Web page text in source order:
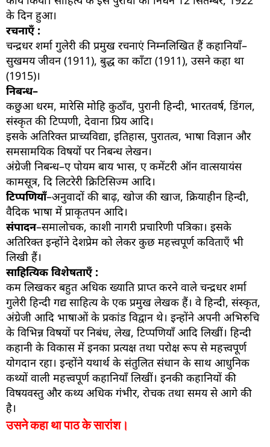
के दिन हुआ।
रचनाएँ :
चन्द्रधर शर्मा गुलेरी की प्रमुख रचनाएं निम्नलिखित हैं कहानियाँ–
सुखमय जीवन (1911), बुद्ध का काँटा (1911), उसने कहा था
(1915)।
निबन्ध–
कछुआ धरम, मारेसि मोहि कुठाँव, पुरानी हिन्दी, भारतवर्ष, डिंगल,
संस्कृत की टिप्पणी, देवाना प्रिय आदि।
इसके अतिरिक्त प्राच्यविद्या, इतिहास, पुरातत्व, भाषा विज्ञान और
समसामयिक विषयों पर निबन्ध लेखन।
अंग्रेजी निबन्ध–ए पोयम बाय भास, ए कमेंटरी ऑन वात्सयायंस
कामसूत्र, दि लिटरेरी क्रिटिसिज्म आदि।
टिप्पणियाँ–अनुवादों की बाढ़, खोज की खाज, क्रियाहीन हिन्दी,
वैदिक भाषा में प्राकृतपन आदि।
संपादन–समालोचक, काशी नागरी प्रचारिणी पत्रिका। इसके
अतिरिक्त इन्होंने देशप्रेम को लेकर कुछ महत्त्वपूर्ण कविताएँ भी
लिखी हैं।
साहित्यिक विशेषताएँ :
कम लिखकर बहुत अधिक ख्याति प्राप्त करने वाले चन्द्रधर शर्मा
गुलेरी हिन्दी गद्य साहित्य के एक प्रमुख लेखक हैं। वे हिन्दी, संस्कृत,
अंग्रेजी आदि भाषाओं के प्रकांड विद्वान थे। इन्होंने अपनी अभिरुचि
के विभिन्न विषयों पर निबंध, लेख, टिप्पणियाँ आदि लिखीं। हिन्दी
कहानी के विकास में इनका प्रत्यक्ष तथा परोक्ष रूप से महत्त्वपूर्ण
योगदान रहा। इन्होंने यथार्थ के संतुलित संधान के साथ आधुनिक
कथ्यों वाली महत्त्वपूर्ण कहानियाँ लिखीं। इनकी कहानियों की
विषयवस्तु और कथ्य अधिक गंभीर, रोचक तथा समय से आगे की
है।
उसने कहा था पाठ के सारांश।